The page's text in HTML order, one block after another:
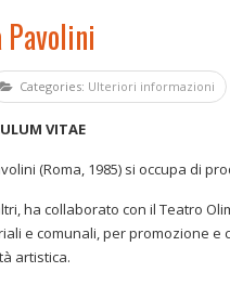
Pavolini
Categories: Ulteriori informazioni
VITAE
(Roma, 1985) si occupa di
ha collaborato con il Teatro
e comunali, per promozione
artistica.